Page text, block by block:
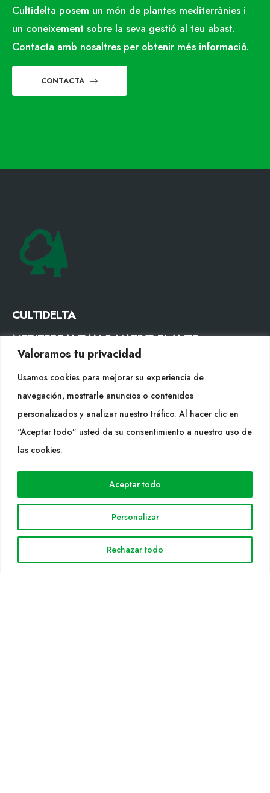
Valoramos tu privacidad
Usamos cookies para mejorar su experiencia de
navegación, mostrarle anuncios o contenidos
personalizados y analizar nuestro tráfico. Al hacer clic en
“Aceptar todo” usted da su consentimiento a nuestro uso de
las cookies.
Personalizar
Rechazar todo
Aceptar todo
Cultidelta posem un món de plantes mediterrànies i
un coneixement sobre la seva gestió al teu abast.
Contacta amb nosaltres per obtenir més informació.
CONTACTA
CULTIDELTA
MEDITERRANEAN & NATIVE PLANTS
CONTACTE
Tel. +34 977053013
info@cultidelta.com
SEGUEIX-NOS
WEB
Árees de treball